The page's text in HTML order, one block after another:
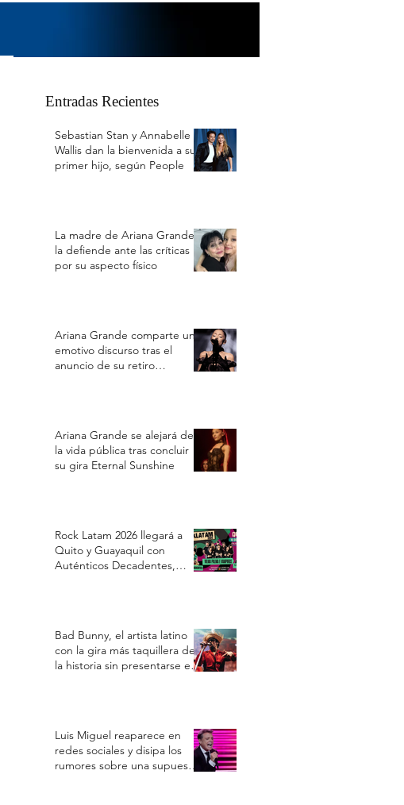
Entradas Recientes
Sebastian Stan y Annabelle
Wallis dan la bienvenida a su
primer hijo, según People
La madre de Ariana Grande
la defiende ante las críticas
por su aspecto físico
Ariana Grande comparte un
emotivo discurso tras el
anuncio de su retiro
Ariana Grande se alejará de
la vida pública tras concluir
su gira Eternal Sunshine
Rock Latam 2026 llegará a
Quito y Guayaquil con
Auténticos Decadentes,
Bad Bunny, el artista latino
con la gira más taquillera de
la historia sin presentarse en
Luis Miguel reaparece en
redes sociales y disipa los
rumores sobre una supuesta